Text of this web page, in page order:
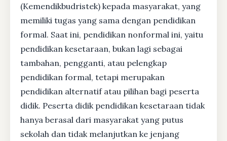
(Kemendikbudristek) kepada masyarakat, yang
memiliki tugas yang sama dengan pendidikan
formal. Saat ini, pendidikan nonformal ini, yaitu
pendidikan kesetaraan, bukan lagi sebagai
tambahan, pengganti, atau pelengkap
pendidikan formal, tetapi merupakan
pendidikan alternatif atau pilihan bagi peserta
didik. Peserta didik pendidikan kesetaraan tidak
hanya berasal dari masyarakat yang putus
sekolah dan tidak melanjutkan ke jenjang